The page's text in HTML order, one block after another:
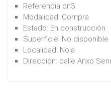
Referencia on3
Modalidad: Compra
Estado: En construcción
Superficie: No disponible
Localidad: Noia
Dirección: calle Anxo